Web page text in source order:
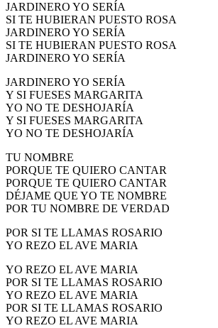
JARDINERO YO SERÍA
SI TE HUBIERAN PUESTO ROSA
JARDINERO YO SERÍA
SI TE HUBIERAN PUESTO ROSA
JARDINERO YO SERÍA
JARDINERO YO SERÍA
Y SI FUESES MARGARITA
YO NO TE DESHOJARÍA
Y SI FUESES MARGARITA
YO NO TE DESHOJARÍA
TU NOMBRE
PORQUE TE QUIERO CANTAR
PORQUE TE QUIERO CANTAR
DÉJAME QUE YO TE NOMBRE
POR TU NOMBRE DE VERDAD
POR SI TE LLAMAS ROSARIO
YO REZO EL AVE MARIA
YO REZO EL AVE MARIA
POR SI TE LLAMAS ROSARIO
YO REZO EL AVE MARIA
POR SI TE LLAMAS ROSARIO
YO REZO EL AVE MARIA